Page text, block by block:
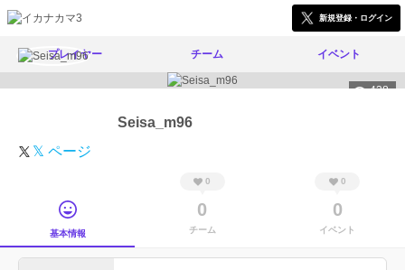
新規登録・ログイン
プレイヤー チーム イベント
438
Seisa_m96
𝕏 ページ
基本情報
0
0
チーム
0
0
イベント